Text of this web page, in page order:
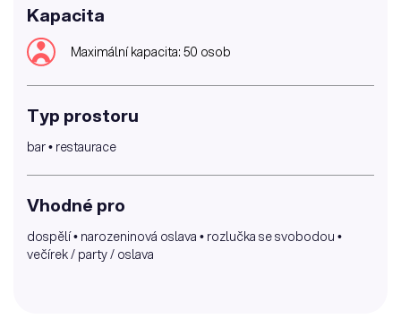
Kapacita
Maximální kapacita: 50 osob
Typ prostoru
bar • restaurace
Vhodné pro
dospělí • narozeninová oslava • rozlučka se svobodou •
večírek / party / oslava